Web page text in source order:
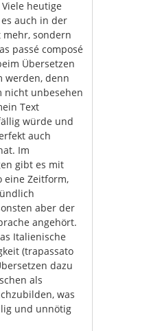
heutige
auch in der
sondern
passé composé
Übersetzen
werden, denn
nicht unbesehen
Text
würde und
auch
Im
gibt es mit
eine Zeitform,
aber der
angehört.
Italienische
(trapassato
dazu
als
was
und unnötig